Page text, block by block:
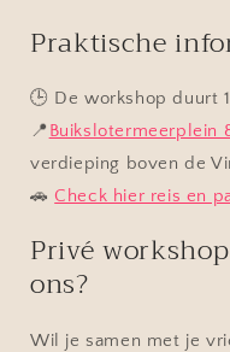
Praktische
🕒 De workshop duurt
📍 Buikslotermeerplein
verdieping boven de
🚗 Check hier reis en
Privé
ons?
Wil je samen met je